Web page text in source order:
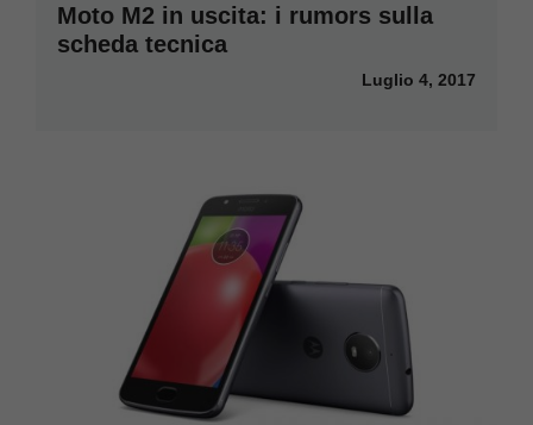
Moto M2 in uscita: i rumors sulla
scheda tecnica
Luglio 4, 2017